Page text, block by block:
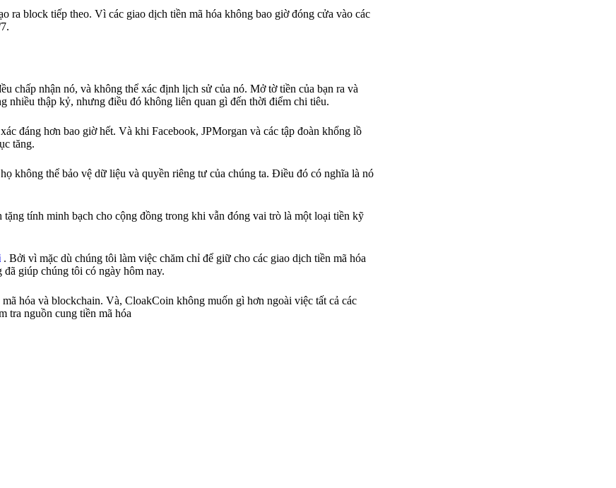
ra block tiếp theo. Vì các giao dịch tiền mã hóa không bao giờ đóng cửa vào các
chấp nhận nó, và không thể xác định lịch sử của nó. Mở tờ tiền của bạn ra và
nhiều thập kỷ, nhưng điều đó không liên quan gì đến thời điểm chi tiêu.
đáng hơn bao giờ hết. Và khi Facebook, JPMorgan và các tập đoàn khổng lồ
tăng.
không thể bảo vệ dữ liệu và quyền riêng tư của chúng ta. Điều đó có nghĩa là nó
tính minh bạch cho cộng đồng trong khi vẫn đóng vai trò là một loại tiền kỹ
. Bởi vì mặc dù chúng tôi làm việc chăm chỉ để giữ cho các giao dịch tiền mã hóa
giúp chúng tôi có ngày hôm nay.
hóa và blockchain. Và, CloakCoin không muốn gì hơn ngoài việc tất cả các
tra nguồn cung tiền mã hóa